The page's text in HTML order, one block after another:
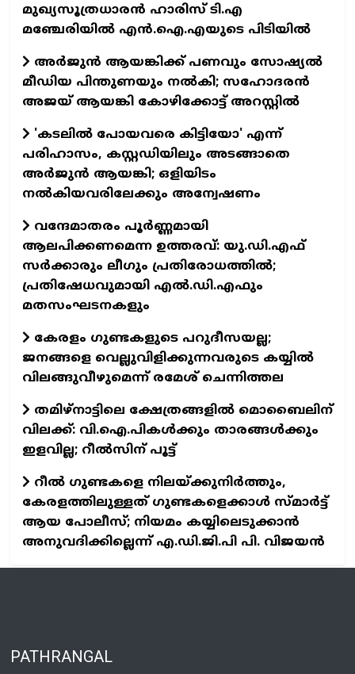
മുഖ്യസൂത്രധാരൻ ഹാരിസ് ടി.എ
മഞ്ചേരിയിൽ എൻ.ഐ.എയുടെ പിടിയിൽ
അർജുൻ ആയങ്കിക്ക് പണവും സോഷ്യൽ
മീഡിയ പിന്തുണയും നൽകി; സഹോദരൻ
അജയ് ആയങ്കി കോഴിക്കോട്ട് അറസ്റ്റിൽ
'കടലിൽ പോയവരെ കിട്ടിയോ' എന്ന്
പരിഹാസം, കസ്റ്റഡിയിലും അടങ്ങാതെ
അർജുൻ ആയങ്കി; ഒളിയിടം
നൽകിയവരിലേക്കും അന്വേഷണം
വന്ദേമാതരം പൂർണ്ണമായി
ആലപിക്കണമെന്ന ഉത്തരവ്: യു.ഡി.എഫ്
സർക്കാരും ലീഗും പ്രതിരോധത്തിൽ;
പ്രതിഷേധവുമായി എൽ.ഡി.എഫും
മതസംഘടനകളും
കേരളം ഗുണ്ടകളുടെ പറുദീസയല്ല;
ജനങ്ങളെ വെല്ലുവിളിക്കുന്നവരുടെ കയ്യിൽ
വിലങ്ങുവീഴുമെന്ന് രമേശ് ചെന്നിത്തല
തമിഴ്‌നാട്ടിലെ ക്ഷേത്രങ്ങളിൽ മൊബൈലിന്
വിലക്ക്: വി.ഐ.പികൾക്കും താരങ്ങൾക്കും
ഇളവില്ല; റീൽസിന് പൂട്ട്
റീൽ ഗുണ്ടകളെ നിലയ്ക്കുനിർത്തും,
കേരളത്തിലുള്ളത് ഗുണ്ടകളെക്കാൾ സ്മാർട്ട്
ആയ പോലീസ്; നിയമം കയ്യിലെടുക്കാൻ
അനുവദിക്കില്ലെന്ന് എ.ഡി.ജി.പി പി. വിജയൻ
PATHRANGAL